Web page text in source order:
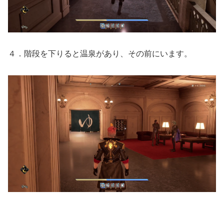
４．階段を下りると温泉があり、その前にいます。